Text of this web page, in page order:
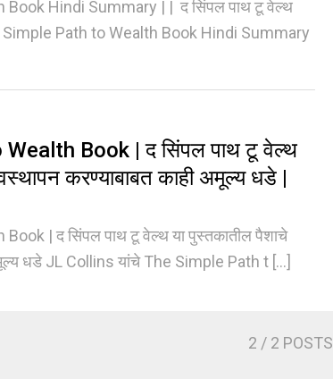
Hindi Summary | | द सिंपल पाथ टू वेल्थ
Simple Path to Wealth Book Hindi Summary
Book | द सिंपल पाथ टू वेल्थ
करण्याबाबत काही अमूल्य धडे |
| द सिंपल पाथ टू वेल्थ या पुस्तकातील पैशाचे
धडे JL Collins यांचे The Simple Path t [...]
2 / 2 POSTS